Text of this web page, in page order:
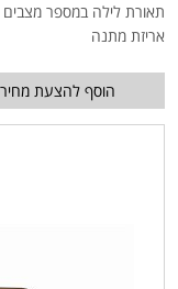
תאורת לילה במספר מצבים
אריזת מתנה
הוסף להצעת מחיר